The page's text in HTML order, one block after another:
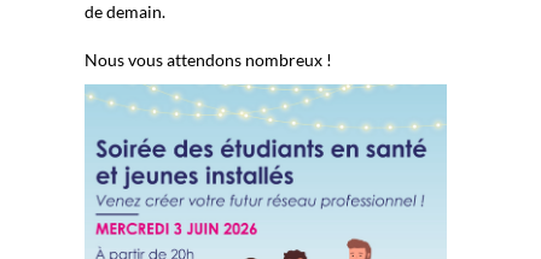
de demain.
Nous vous attendons nombreux !